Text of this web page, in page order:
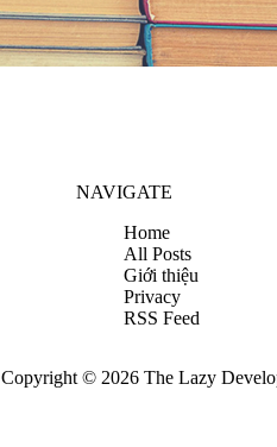
NAVIGATE
Home
All Posts
Giới thiệu
Privacy
RSS Feed
Copyright © 2026 The Lazy